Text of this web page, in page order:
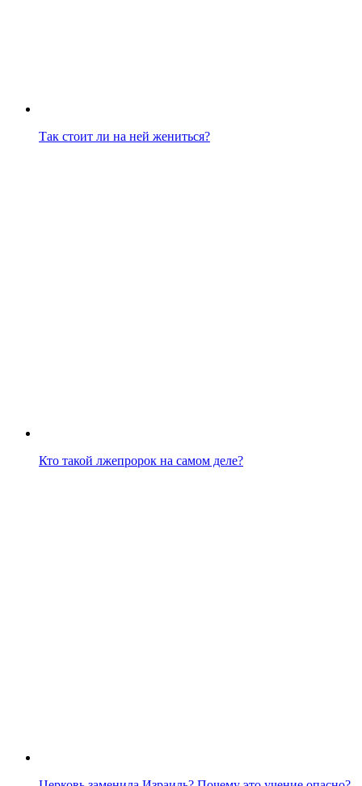
Так стоит ли на ней жениться?
Кто такой лжепророк на самом деле?